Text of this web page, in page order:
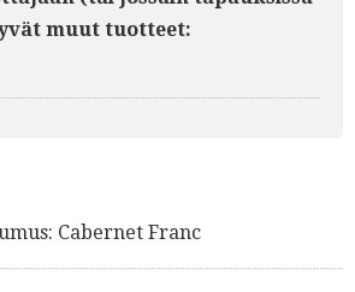
muut tuotteet:
Cabernet Franc